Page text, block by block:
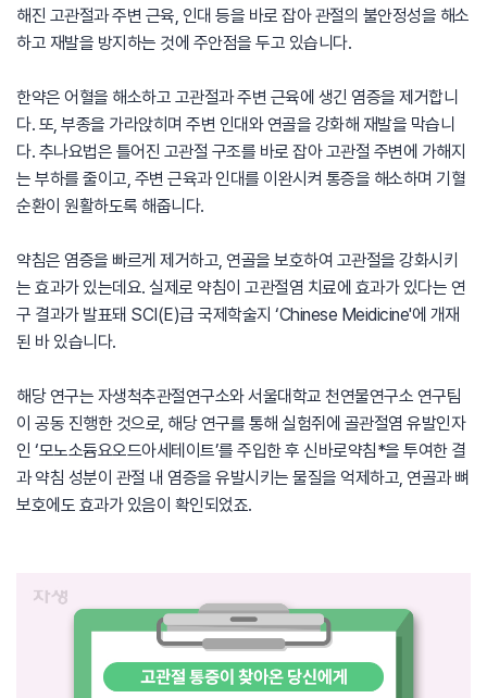
해진 고관절과 주변 근육, 인대 등을 바로 잡아 관절의 불안정성을 해소
하고 재발을 방지하는 것에 주안점을 두고 있습니다.
한약은 어혈을 해소하고 고관절과 주변 근육에 생긴 염증을 제거합니
다. 또, 부종을 가라앉히며 주변 인대와 연골을 강화해 재발을 막습니
다. 추나요법은 틀어진 고관절 구조를 바로 잡아 고관절 주변에 가해지
는 부하를 줄이고, 주변 근육과 인대를 이완시켜 통증을 해소하며 기혈
순환이 원활하도록 해줍니다.
약침은 염증을 빠르게 제거하고, 연골을 보호하여 고관절을 강화시키
는 효과가 있는데요. 실제로 약침이 고관절염 치료에 효과가 있다는 연
구 결과가 발표돼 SCI(E)급 국제학술지 ‘Chinese Meidicine'에 개재
된 바 있습니다.
해당 연구는 자생척추관절연구소와 서울대학교 천연물연구소 연구팀
이 공동 진행한 것으로, 해당 연구를 통해 실험쥐에 골관절염 유발인자
인 ‘모노소듐요오드아세테이트’를 주입한 후 신바로약침*을 투여한 결
과 약침 성분이 관절 내 염증을 유발시키는 물질을 억제하고, 연골과 뼈
보호에도 효과가 있음이 확인되었죠.